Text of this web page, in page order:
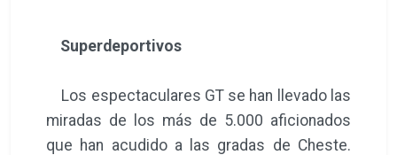
Superdeportivos
Los espectaculares GT se han llevado las
miradas de los más de 5.000 aficionados
que han acudido a las gradas de Cheste.